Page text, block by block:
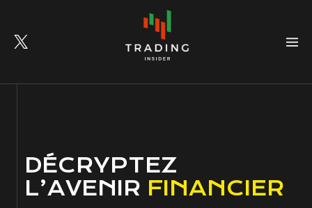
content
DÉCRYPTEZ
L’AVENIR FINANCIER